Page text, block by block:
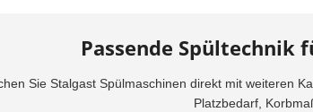
Passende Spültechnik
Sie Stalgast Spülmaschinen direkt mit weiteren
Platzbedarf,